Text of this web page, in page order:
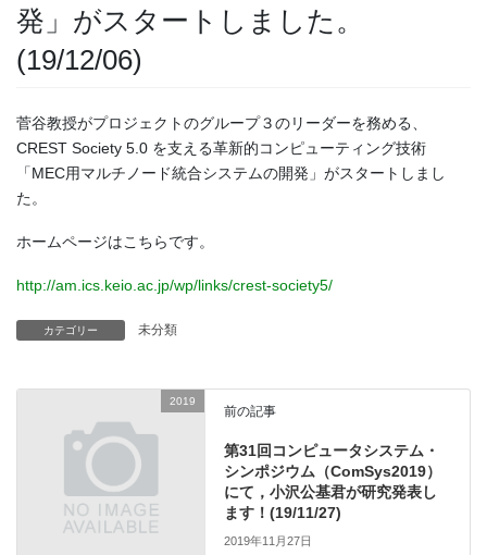
発」がスタートしました。
(19/12/06)
菅谷教授がプロジェクトのグループ３のリーダーを務める、
CREST Society 5.0 を支える革新的コンピューティング技術
「MEC用マルチノード統合システムの開発」がスタートしまし
た。
ホームページはこちらです。
http://am.ics.keio.ac.jp/wp/links/crest-society5/
カテゴリー 未分類
2019
前の記事
第31回コンピュータシステム・
シンポジウム（ComSys2019）
にて，小沢公基君が研究発表し
ます！(19/11/27)
2019年11月27日